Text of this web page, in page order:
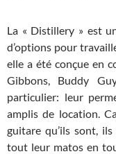
La « Distillery » est
d’options pour
elle a été conçue en
Gibbons, Buddy
particulier: leur
amplis de location.
guitare qu’ils sont,
tout leur matos en